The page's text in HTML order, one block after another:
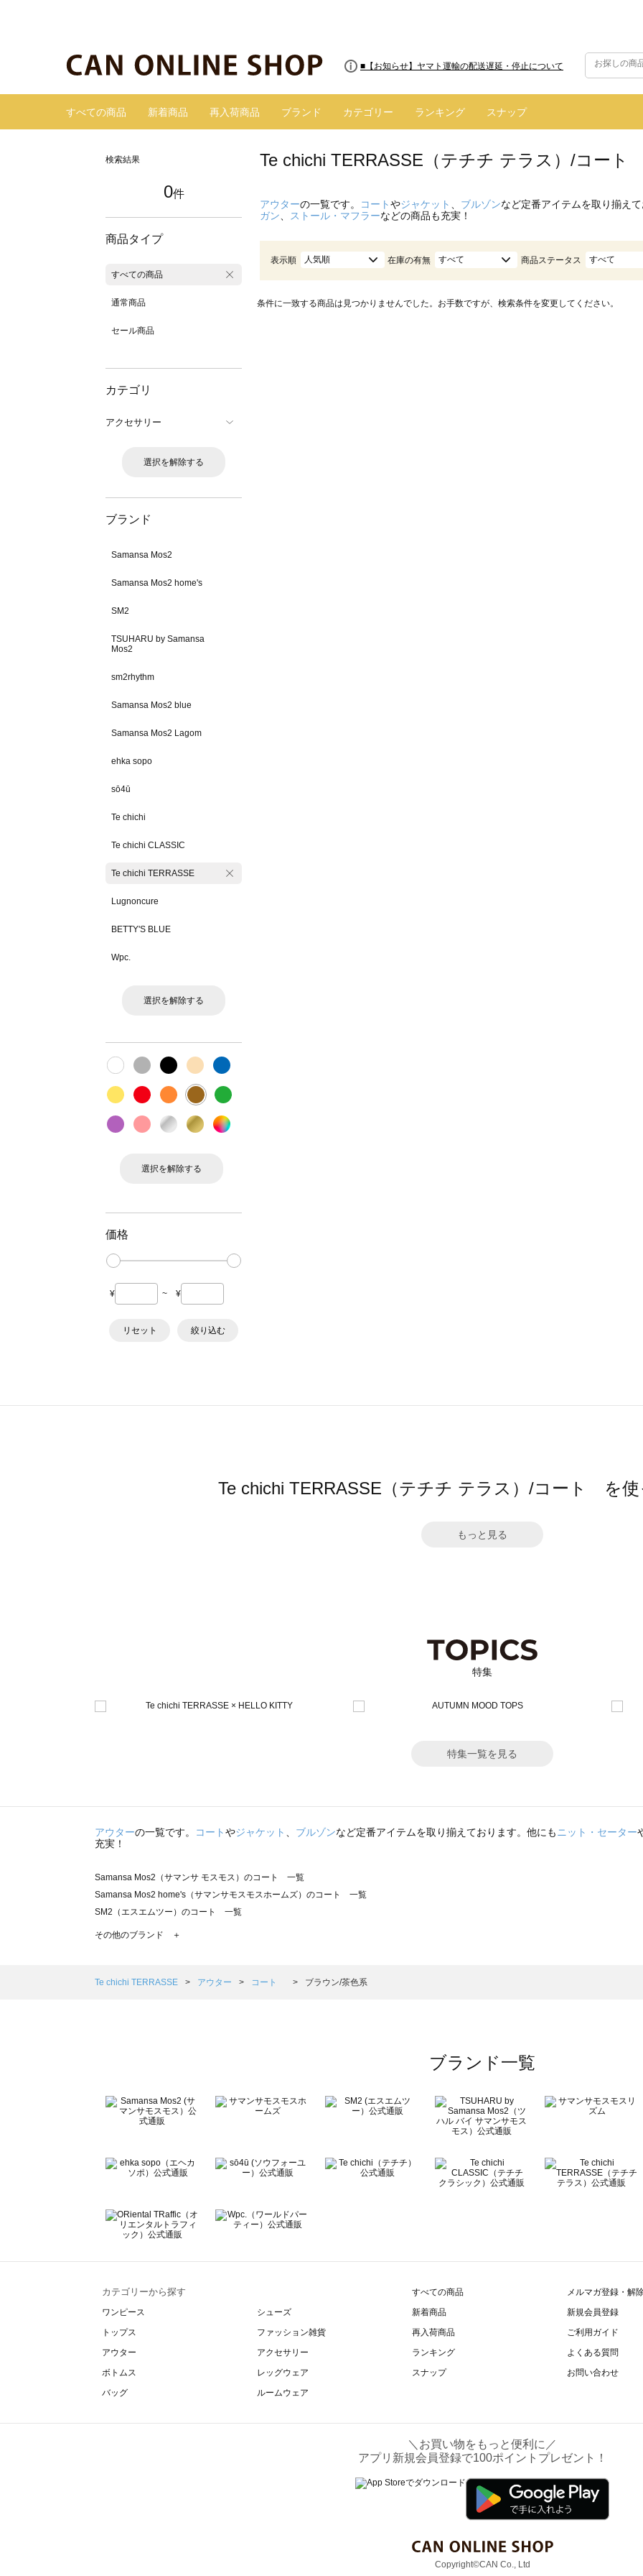
■8/13(木)AM2:00～サイトメンテナンス実施のお知らせ
■【お知らせ】ヤマト運輸の配送遅延・停止について
すべての商品 新着商品 再入荷商品 ブランド カテゴリー ランキング スナップ
検索結果
0件
商品タイプ
すべての商品
通常商品
セール商品
カテゴリ
アクセサリー
選択を解除する
ブランド
Samansa Mos2
Samansa Mos2 home's
SM2
TSUHARU by Samansa
Mos2
sm2rhythm
Samansa Mos2 blue
Samansa Mos2 Lagom
ehka sopo
sō4ū
Te chichi
Te chichi CLASSIC
Te chichi TERRASSE
Lugnoncure
BETTY'S BLUE
Wpc.
選択を解除する
選択を解除する
価格
¥ ~ ¥
リセット 絞り込む
Te chichi TERRASSE（テチチ テラス）/コート
アウターの一覧です。 コートやジャケット ブルゾンなど定番アイテムを取り揃え
ガン
ストール・マフラーなどの商品も充実！
表示順 人気順 在庫の有無 すべて 商品ステータス すべて
条件に一致する商品は見つかりませんでした。お手数ですが、検索条件を変更してください。
Te chichi TERRASSE（テチチ テラス）/コート を
もっと見る
特集
特集一覧を見る
アウターの一覧です。 コートやジャケット ブルゾンなど定番アイテムを取り揃えております。他にも ニット・セーター
充実！
Samansa Mos2（サマンサ モスモス）のコート 一覧
Samansa Mos2 home's（サマンサモスモスホームズ）のコート 一覧
SM2（エスエムツー）のコート 一覧
TSUHARU by Samansa Mos2（ツハルバイサマンサモスモス）のコート 一覧
Samansa Mos2 Lagom（サマンサモスモス ラーゴム）のコート 一覧
BETTY'S BLUE（べティーズブルー）のコート 一覧
Wpc.（ワールドパーティー）のコート 一覧
その他のブランド ＋
Te chichi TERRASSE アウター コート ブラウン/茶色系
ブランド一覧
カテゴリーから探す
ワンピース
トップス
アウター
ボトムス
バッグ
シューズ
ファッション雑貨
アクセサリー
レッグウェア
ルームウェア
すべての商品
新着商品
再入荷商品
ランキング
スナップ
メルマガ登録・解
新規会員登録
ご利用ガイド
よくある質問
お問い合わせ
＼お買い物をもっと便利に／
アプリ新規会員登録で100ポイントプレゼント！
Copyright©CAN Co., Ltd